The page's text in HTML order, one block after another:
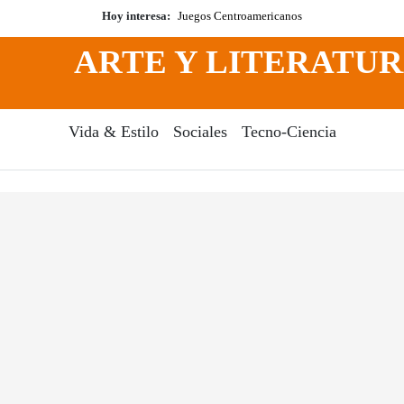
Hoy interesa: Juegos Centroamericanos
ARTE Y
Vida & Estilo Sociales Tecno-Ciencia